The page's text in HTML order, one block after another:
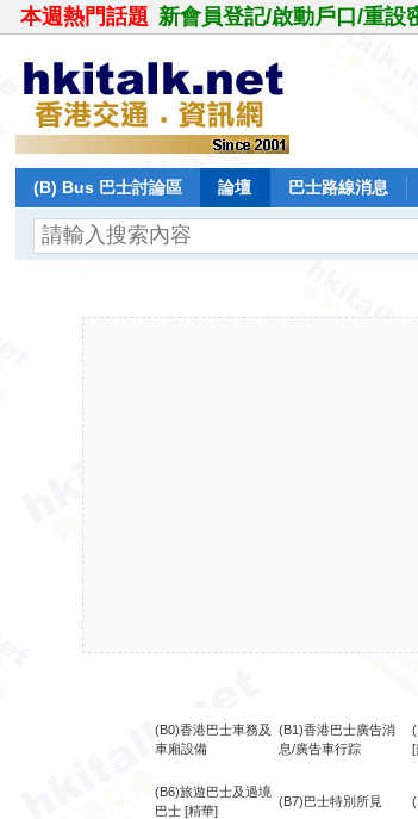
本週熱門話題 新會員登記/啟動戶口/重設
(B) Bus 巴士討論區 論壇 巴士路線消息
(B0)香港巴士車務及
車廂設備
(B1)香港巴士廣告消
息/廣告車行踪
[
(B6)旅遊巴士及過境
巴士 [精華]
(B7)巴士特別所見